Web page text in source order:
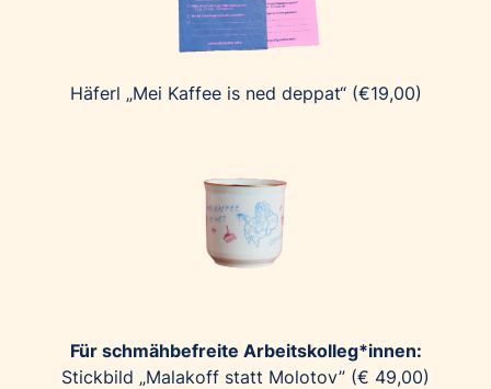
Häferl „Mei Kaffee is ned deppat“ (€19,00)
Für schmähbefreite Arbeitskolleg*innen:
Stickbild „Malakoff statt Molotov” (€ 49,00)